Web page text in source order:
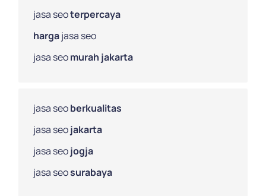
jasa seoterpercaya
hargajasa seo
jasa seomurah jakarta
jasa seoberkualitas
jasa seojakarta
jasa seojogja
jasa seosurabaya